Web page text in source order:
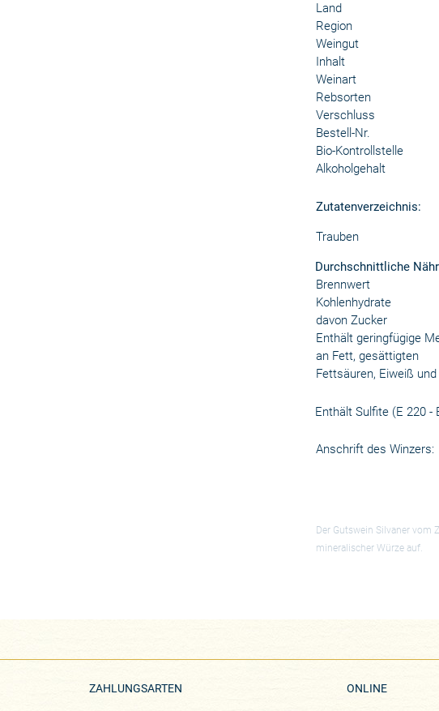
Land
Region
Weingut
Inhalt
Weinart
Rebsorten
Verschluss
Bestell-Nr.
Bio-Kontrollstelle
Alkoholgehalt
Zutatenverzeichnis:
Trauben
Durchschnittliche
Brennwert
Kohlenhydrate
davon Zucker
Enthält geringfügige
an Fett, gesättigten
Fettsäuren, Eiweiß und
Enthält Sulfite (E 220
Anschrift des Winzers:
Der Gutswein Silvaner
mineralischer Würze auf.
ZAHLUNGSARTEN ONLINE